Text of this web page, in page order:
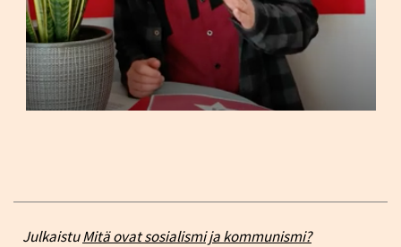
JulkaistuMitä ovat sosialismi ja kommunismi?